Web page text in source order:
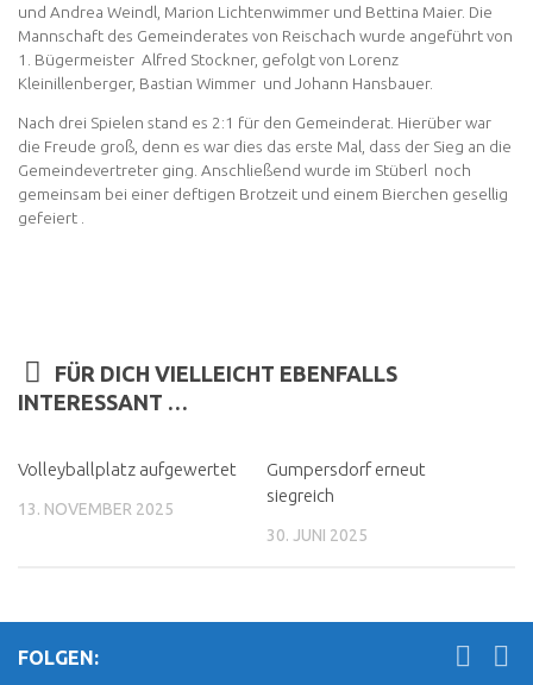
und Andrea Weindl, Marion Lichtenwimmer und Bettina Maier. Die
Mannschaft des Gemeinderates von Reischach wurde angeführt von
1. Bügermeister Alfred Stockner, gefolgt von Lorenz
Kleinillenberger, Bastian Wimmer und Johann Hansbauer.
Nach drei Spielen stand es 2:1 für den Gemeinderat. Hierüber war
die Freude groß, denn es war dies das erste Mal, dass der Sieg an die
Gemeindevertreter ging. Anschließend wurde im Stüberl noch
gemeinsam bei einer deftigen Brotzeit und einem Bierchen gesellig
gefeiert .
FÜR DICH VIELLEICHT EBENFALLS
INTERESSANT …
Volleyballplatz aufgewertet
13. NOVEMBER 2025
Gumpersdorf erneut
siegreich
30. JUNI 2025
FOLGEN: